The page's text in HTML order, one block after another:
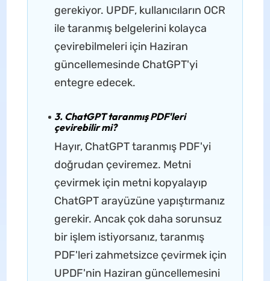
gerekiyor. UPDF, kullanıcıların OCR
ile taranmış belgelerini kolayca
çevirebilmeleri için Haziran
güncellemesinde ChatGPT'yi
entegre edecek.
3. ChatGPT taranmış PDF'leri
çevirebilir mi?
Hayır, ChatGPT taranmış PDF'yi
doğrudan çeviremez. Metni
çevirmek için metni kopyalayıp
ChatGPT arayüzüne yapıştırmanız
gerekir. Ancak çok daha sorunsuz
bir işlem istiyorsanız, taranmış
PDF'leri zahmetsizce çevirmek için
UPDF'nin Haziran güncellemesini